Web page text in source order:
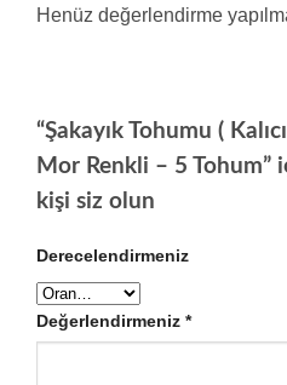
Henüz değerlendirme
“Şakayık Tohumu (
Mor Renkli – 5 Tohum”
kişi siz olun
Derecelendirmeniz
Değerlendirmeniz *